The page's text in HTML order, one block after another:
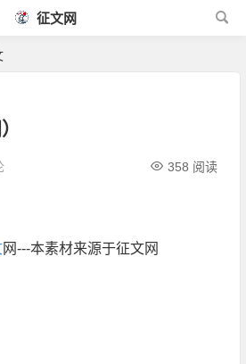
征文网
358 阅读
网---本素材来源于征文网